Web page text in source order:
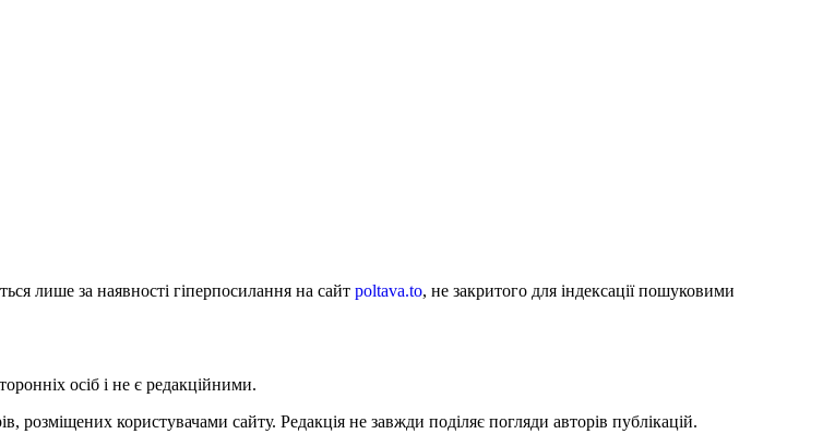
лише за наявності гіперпосилання на сайт poltava.to, не закритого для індексації пошуковими
осіб і не є редакційними.
розміщених користувачами сайту. Редакція не завжди поділяє погляди авторів публікацій.